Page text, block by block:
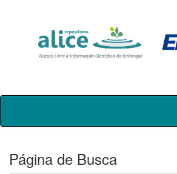
Skip
Página de Busca